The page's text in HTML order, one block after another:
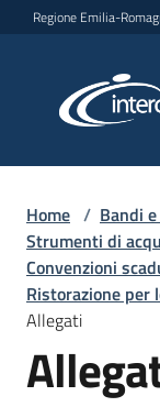
Vai al contenuto
Vai alla navigazione
Vai al footer
Regione Emilia-
L'Agenzia
Home / Bandi
Strumenti di
Convenzioni
Ristorazione per
Allegati